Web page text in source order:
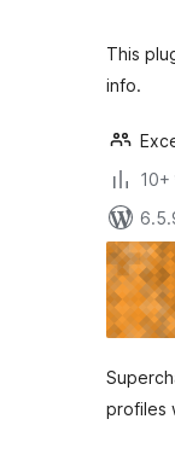
This
info.
10+
profiles